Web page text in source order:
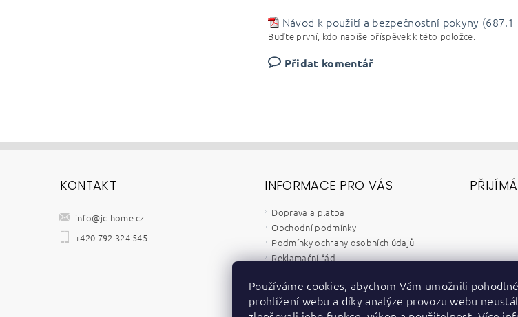
Návod k použití a bezpečnostní pokyny (687.1
Buďte první, kdo napíše příspěvek k této položce.
Přidat komentář
KONTAKT
info@jc-home.cz
+420 792 324 545
INFORMACE PRO VÁS
Doprava a platba
Obchodní podmínky
Podmínky ochrany osobních údajů
Reklamační řád
Kontakty
Zpětný odběr elektrozařízení a baterií
Používáme cookies, abychom Vám umožnili pohodlné
prohlížení webu a díky analýze provozu webu